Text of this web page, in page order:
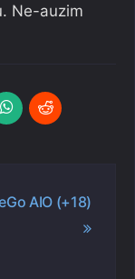
Ne-auzim
AIO (+18)